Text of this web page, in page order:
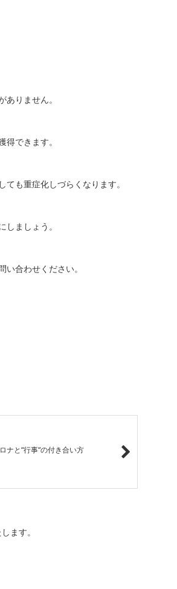
りません。
できます。
も重症化しづらくなります。
ましょう。
い合わせください。
ナと“行事“の付き合い方
ます。